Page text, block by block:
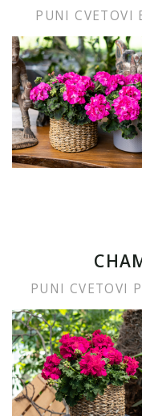
PUNI CVETOVI
PUNI CVETOVI